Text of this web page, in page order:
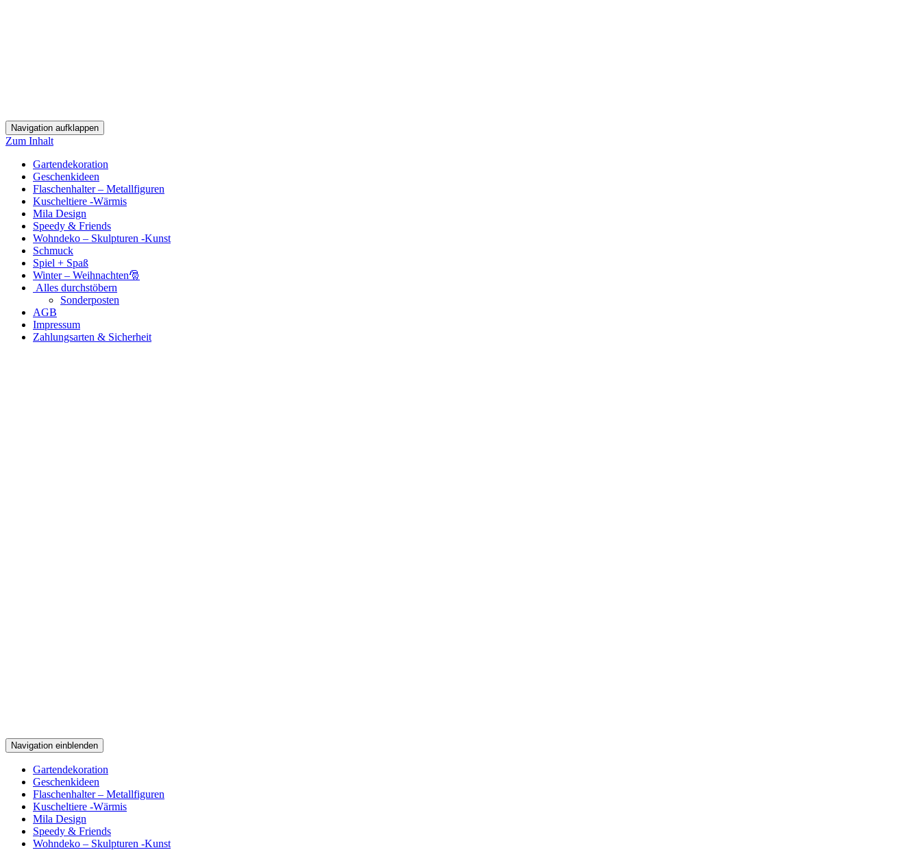
Navigation aufklappen
Zum Inhalt
Gartendekoration
Geschenkideen
Flaschenhalter – Metallfiguren
Kuscheltiere -Wärmis
Mila Design
Speedy & Friends
Wohndeko – Skulpturen -Kunst
Schmuck
Spiel + Spaß
Winter – Weihnachten🎅
Alles durchstöbern
Sonderposten
AGB
Impressum
Zahlungsarten & Sicherheit
Navigation einblenden
Gartendekoration
Geschenkideen
Flaschenhalter – Metallfiguren
Kuscheltiere -Wärmis
Mila Design
Speedy & Friends
Wohndeko – Skulpturen -Kunst